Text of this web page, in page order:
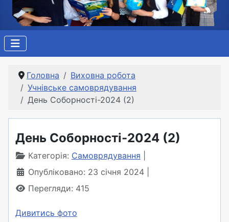
Головна
Виховна робота
Учнівське самоврядування
День Соборності-2024 (2)
День Соборності-2024 (2)
Категорія: Самоврядування
Опубліковано: 23 січня 2024
Перегляди: 415
Дивитись фото